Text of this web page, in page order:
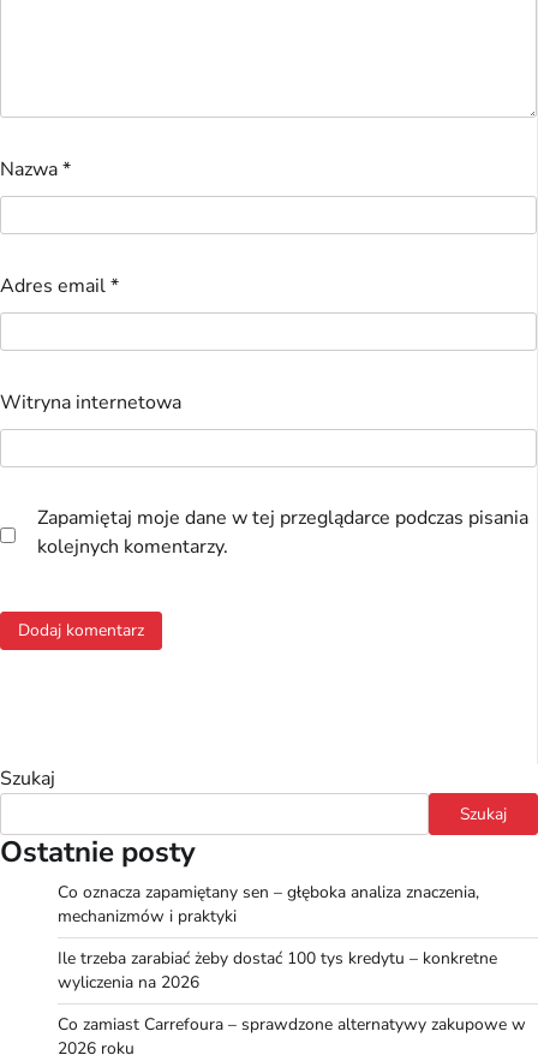
Nazwa*
Adres email*
Witryna internetowa
Zapamiętaj moje dane w tej przeglądarce podczas pisania
kolejnych komentarzy.
Szukaj
Szukaj
Ostatnie posty
Co oznacza zapamiętany sen – głęboka analiza znaczenia,
mechanizmów i praktyki
Ile trzeba zarabiać żeby dostać 100 tys kredytu – konkretne
wyliczenia na 2026
Co zamiast Carrefoura – sprawdzone alternatywy zakupowe w
2026 roku